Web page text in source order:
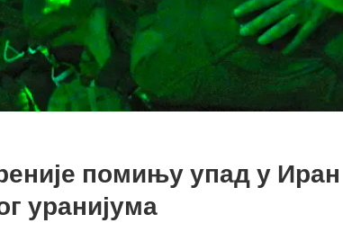
помињу упад у Иран
уранијума